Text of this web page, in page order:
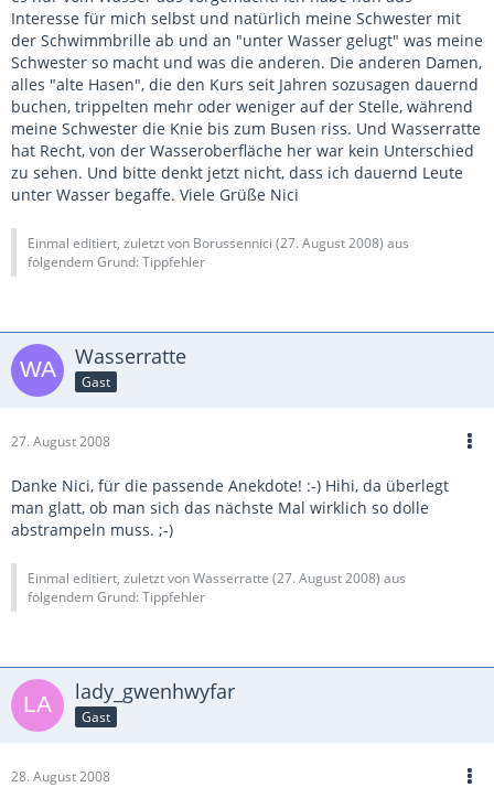
Interesse für mich selbst und natürlich meine Schwester mit
der Schwimmbrille ab und an "unter Wasser gelugt" was meine
Schwester so macht und was die anderen. Die anderen Damen,
alles "alte Hasen", die den Kurs seit Jahren sozusagen dauernd
buchen, trippelten mehr oder weniger auf der Stelle, während
meine Schwester die Knie bis zum Busen riss. Und Wasserratte
hat Recht, von der Wasseroberfläche her war kein Unterschied
zu sehen. Und bitte denkt jetzt nicht, dass ich dauernd Leute
unter Wasser begaffe. Viele Grüße Nici
Einmal editiert, zuletzt von Borussennici (27. August 2008) aus
folgendem Grund: Tippfehler
Wasserratte
Gast
27. August 2008
Danke Nici, für die passende Anekdote! :-) Hihi, da überlegt
man glatt, ob man sich das nächste Mal wirklich so dolle
abstrampeln muss. ;-)
Einmal editiert, zuletzt von Wasserratte (27. August 2008) aus
folgendem Grund: Tippfehler
lady_gwenhwyfar
Gast
28. August 2008